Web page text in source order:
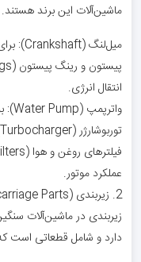
ماشین‌آلات این برند
میل‌لنگ (Crankshaft): برای انتقال نیرو و حرکت چرخشی.
انتقال انرژی.
واترپمپ (Water Pump): برای خنک‌کاری موتور.
توربوشارژر (Turbocharger): برای افزایش توان موتور.
عملکرد موتور.
2. زیربندی (Undercarriage Parts)
زیربندی در ماشین‌آلات
دارد و شامل قطعاتی است